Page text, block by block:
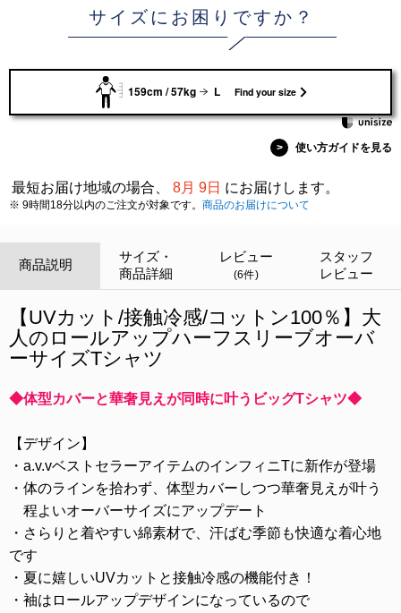
サイズにお困りですか？
159cm / 57kg L Find your size
> 使い方ガイドを見る
最短お届け地域の場合、 8月 9日 にお届けします。
※ 9時間18分以内のご注文が対象です。 商品のお届けについて
商品説明
サイズ・
商品詳細
レビュー
(6件)
スタッフ
レビュー
【UVカット/接触冷感/コットン100％】大
人のロールアップハーフスリーブオーバ
ーサイズTシャツ
◆体型カバーと華奢見えが同時に叶うビッグTシャツ◆
【デザイン】
・a.v.vベストセラーアイテムのインフィニTに新作が登場
・体のラインを拾わず、体型カバーしつつ華奢見えが叶う
程よいオーバーサイズにアップデート
・さらりと着やすい綿素材で、汗ばむ季節も快適な着心地
です
・夏に嬉しいUVカットと接触冷感の機能付き！
・袖はロールアップデザインになっているので